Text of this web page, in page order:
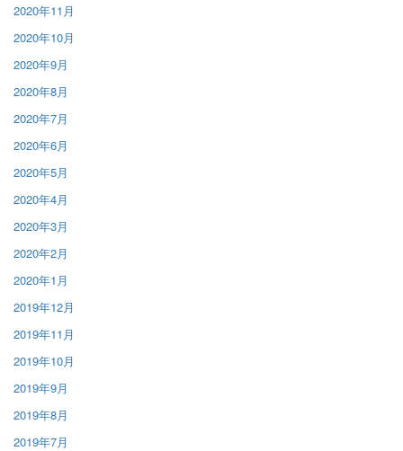
2020年11月
2020年10月
2020年9月
2020年8月
2020年7月
2020年6月
2020年5月
2020年4月
2020年3月
2020年2月
2020年1月
2019年12月
2019年11月
2019年10月
2019年9月
2019年8月
2019年7月